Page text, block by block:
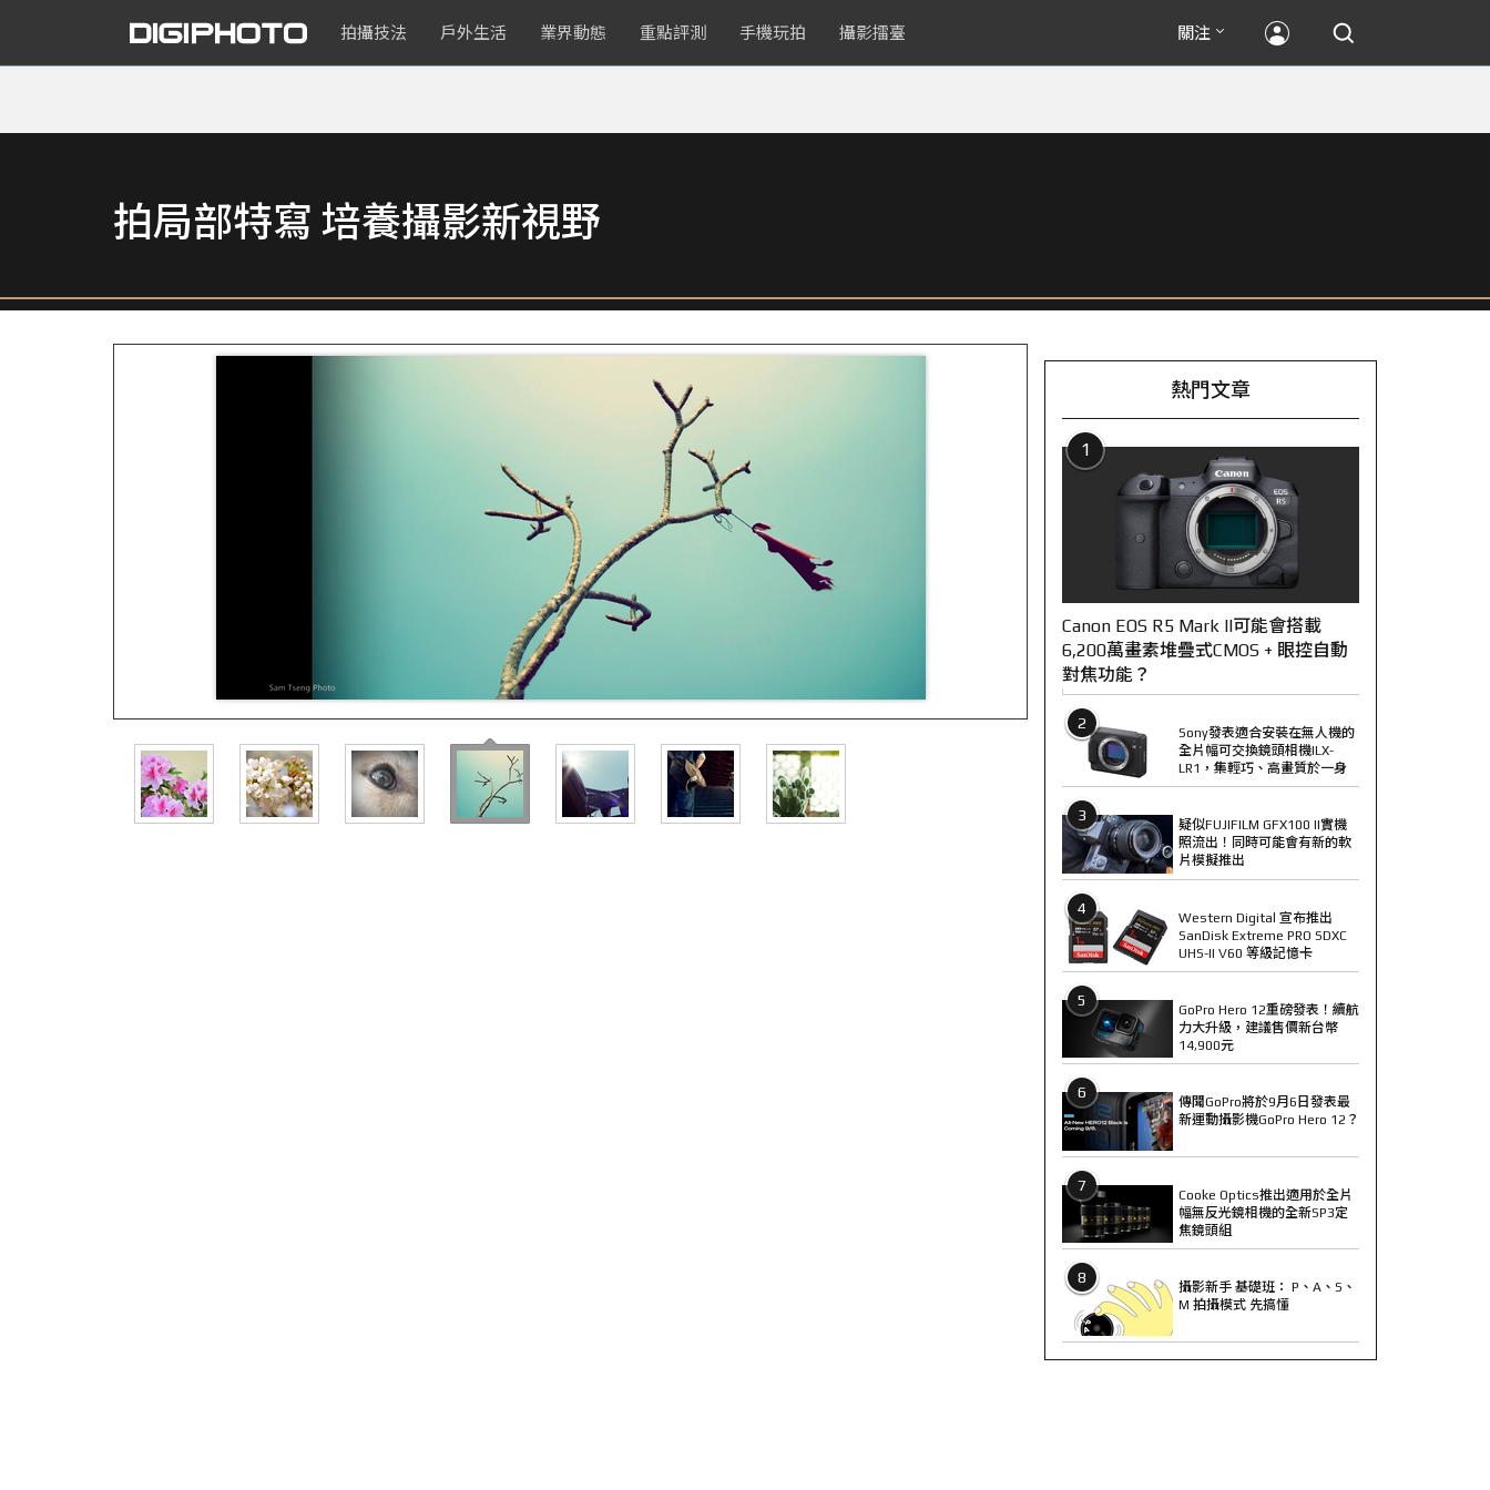
拍攝技法 戶外生活 業界動態 重點評測 手機玩拍 攝影擂臺 關注
拍局部特寫 培養攝影新視野
熱門文章
1
Canon EOS R5 Mark II可能會搭載
6,200萬畫素堆疊式CMOS + 眼控自動
對焦功能？
2
Sony發表適合安裝在無人機的
全片幅可交換鏡頭相機ILX-
LR1，集輕巧、高畫質於一身
3
疑似FUJIFILM GFX100 II實機
照流出！同時可能會有新的軟
片模擬推出
4
Western Digital 宣布推出
SanDisk Extreme PRO SDXC
UHS-II V60 等級記憶卡
5
GoPro Hero 12重磅發表！續航
力大升級，建議售價新台幣
14,900元
6
傳聞GoPro將於9月6日發表最
新運動攝影機GoPro Hero 12？
7
Cooke Optics推出適用於全片
幅無反光鏡相機的全新SP3定
焦鏡頭組
8
攝影新手 基礎班： P、A、S、
M 拍攝模式 先搞懂